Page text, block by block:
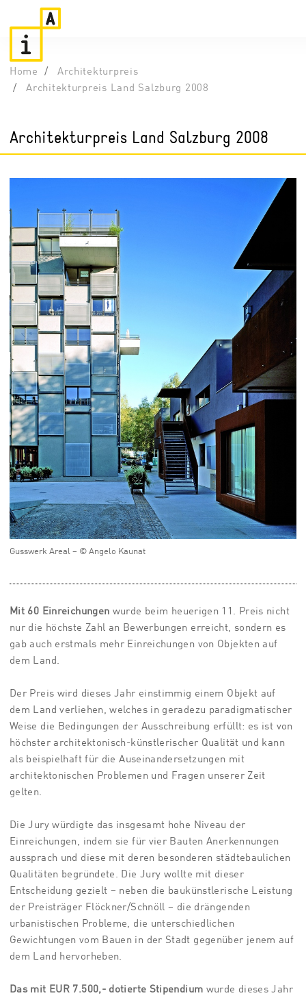
Home
Architekturpreis
Architekturpreis Land Salzburg 2008
Architekturpreis Land Salzburg 2008
Gusswerk Areal – © Angelo Kaunat
Mit 60 Einreichungen wurde beim heuerigen 11. Preis nicht
nur die höchste Zahl an Bewerbungen erreicht, sondern es
gab auch erstmals mehr Einreichungen von Objekten auf
dem Land.
Der Preis wird dieses Jahr einstimmig einem Objekt auf
dem Land verliehen, welches in geradezu paradigmatischer
Weise die Bedingungen der Ausschreibung erfüllt: es ist von
höchster architektonisch-künstlerischer Qualität und kann
als beispielhaft für die Auseinandersetzungen mit
architektonischen Problemen und Fragen unserer Zeit
gelten.
Die Jury würdigte das insgesamt hohe Niveau der
Einreichungen, indem sie für vier Bauten Anerkennungen
aussprach und diese mit deren besonderen städtebaulichen
Qualitäten begründete. Die Jury wollte mit dieser
Entscheidung gezielt – neben die baukünstlerische Leistung
der Preisträger Flöckner/Schnöll – die drängenden
urbanistischen Probleme, die unterschiedlichen
Gewichtungen vom Bauen in der Stadt gegenüber jenem auf
dem Land hervorheben.
Das mit EUR 7.500,- dotierte Stipendium wurde dieses Jahr